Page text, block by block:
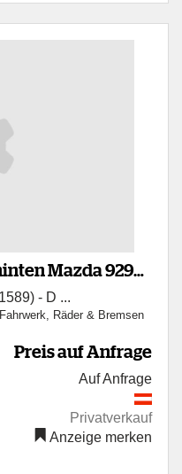
Mazda 929
- D ...
Fahrwerk, Räder & Bremsen
Preis auf Anfrage
Auf Anfrage
Privatverkauf
Anzeige merken